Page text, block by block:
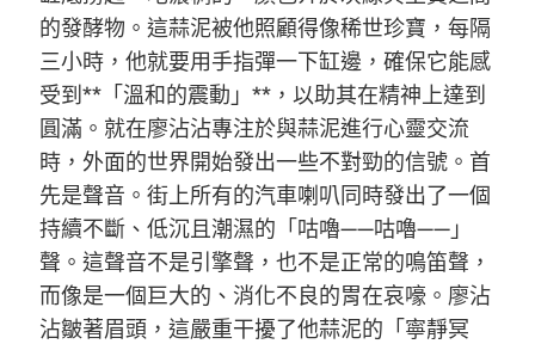
的發酵物。這蒜泥被他照顧得像稀世珍寶，每隔
三小時，他就要用手指彈一下缸邊，確保它能感
受到**「溫和的震動」**，以助其在精神上達到
圓滿。就在廖沾沾專注於與蒜泥進行心靈交流
時，外面的世界開始發出一些不對勁的信號。首
先是聲音。街上所有的汽車喇叭同時發出了一個
持續不斷、低沉且潮濕的「咕嚕——咕嚕——」
聲。這聲音不是引擎聲，也不是正常的鳴笛聲，
而像是一個巨大的、消化不良的胃在哀嚎。廖沾
沾皺著眉頭，這嚴重干擾了他蒜泥的「寧靜冥